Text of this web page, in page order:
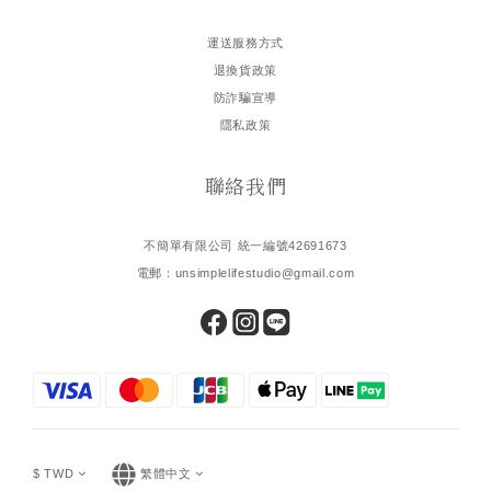
運送服務方式
退換貨政策
防詐騙宣導
隱私政策
聯絡我們
不簡單有限公司 統一編號42691673
電郵：unsimplelifestudio@gmail.com
$ TWD 繁體中文